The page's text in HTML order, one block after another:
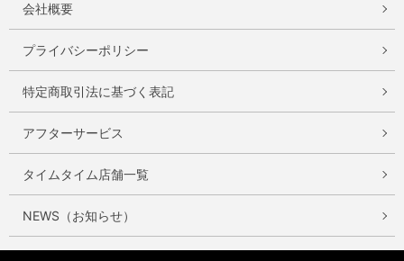
会社概要
プライバシーポリシー
特定商取引法に基づく表記
アフターサービス
タイムタイム店舗一覧
NEWS（お知らせ）